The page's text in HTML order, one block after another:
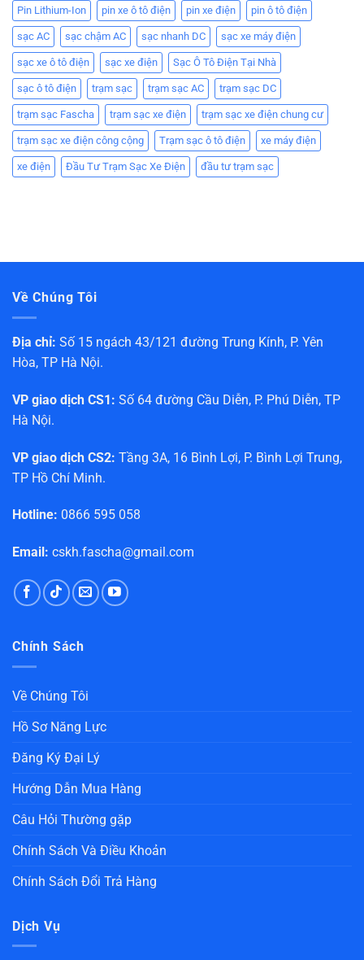
Pin Lithium-Ion pin xe ô tô điện pin xe điện pin ô tô điện
sạc AC sạc chậm AC sạc nhanh DC sạc xe máy điện
sạc xe ô tô điện sạc xe điện Sạc Ô Tô Điện Tại Nhà
sạc ô tô điện trạm sạc trạm sạc AC trạm sạc DC
trạm sạc Fascha trạm sạc xe điện trạm sạc xe điện chung cư
trạm sạc xe điện công cộng Trạm sạc ô tô điện xe máy điện
xe điện Đầu Tư Trạm Sạc Xe Điện đầu tư trạm sạc
Về Chúng Tôi
Địa chỉ: Số 15 ngách 43/121 đường Trung Kính, P. Yên
Hòa, TP Hà Nội.
VP giao dịch CS1: Số 64 đường Cầu Diễn, P. Phú Diễn, TP
Hà Nội.
VP giao dịch CS2: Tầng 3A, 16 Bình Lợi, P. Bình Lợi Trung,
TP Hồ Chí Minh.
Hotline: 0866 595 058
Email: cskh.fascha@gmail.com
Chính Sách
Về Chúng Tôi
Hồ Sơ Năng Lực
Đăng Ký Đại Lý
Hướng Dẫn Mua Hàng
Câu Hỏi Thường gặp
Chính Sách Và Điều Khoản
Chính Sách Đổi Trả Hàng
Dịch Vụ